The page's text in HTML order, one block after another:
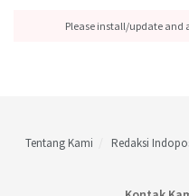
Please install/update and
Tentang Kami Redaksi